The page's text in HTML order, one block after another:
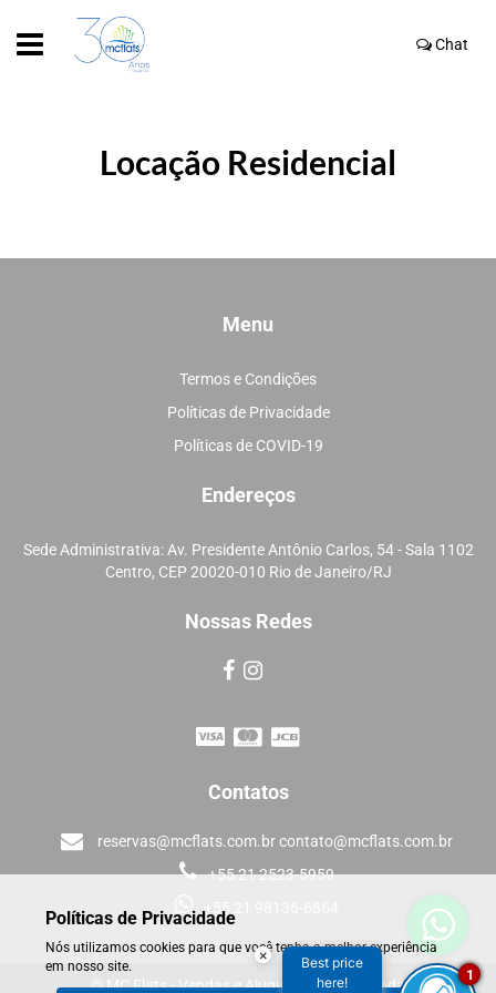
Chat
Locação Residencial
Menu
Termos e Condições
Políticas de Privacidade
Políticas de COVID-19
Endereços
Sede Administrativa: Av. Presidente Antônio Carlos, 54 - Sala 1102
Centro, CEP 20020-010 Rio de Janeiro/RJ
Nossas Redes
Contatos
reservas@mcflats.com.br contato@mcflats.com.br
+55 21 2523-5959
+55 21 98136-6864
© MC Flats - Vendas e Aluguéis de Temporada
Políticas de Privacidade
Nós utilizamos cookies para que você tenha a melhor experiência
em nosso site.
×
Best price
here!
1